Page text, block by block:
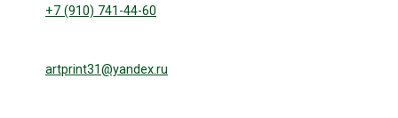
+7 (910) 741-44-60
artprint31@yandex.ru